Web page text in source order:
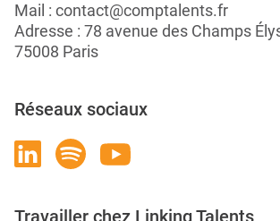
Mail : contact@comptalents.fr
Adresse : 78 avenue des Champs
75008 Paris
Réseaux sociaux
Travailler chez Linking Talents